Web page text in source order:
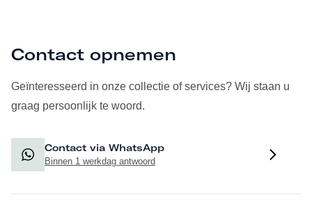
Contact opnemen
Geïnteresseerd in onze collectie of services? Wij staan u
graag persoonlijk te woord.
Contact via WhatsApp
Binnen 1 werkdag antwoord